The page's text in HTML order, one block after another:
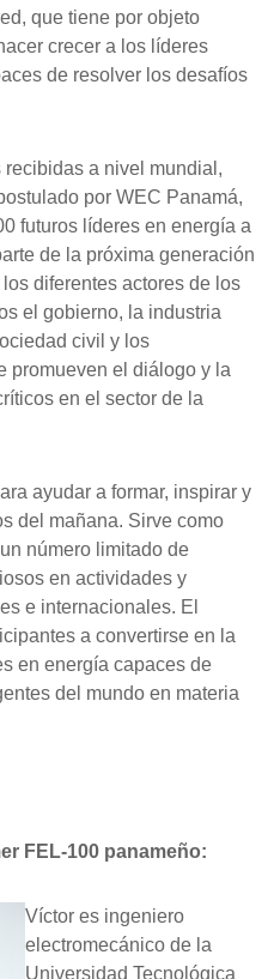
que tiene por objeto
crecer a los líderes
de resolver los desafíos
a nivel mundial,
por WEC Panamá,
futuros líderes en energía a
de la próxima generación
diferentes actores de los
el gobierno, la industria
civil y los
promueven el diálogo y la
en el sector de la
ayudar a formar, inspirar y
del mañana. Sirve como
número limitado de
en actividades y
e internacionales. El
a convertirse en la
en energía capaces de
del mundo en materia
FEL-100 panameño:
Víctor es ingeniero
electromecánico de la
Universidad Tecnológica